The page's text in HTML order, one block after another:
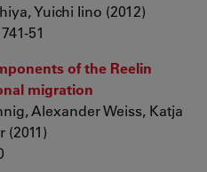
Yuichi Iino (2012)
51
of the Reelin
migration
Alexander Weiss, Katja
(2011)